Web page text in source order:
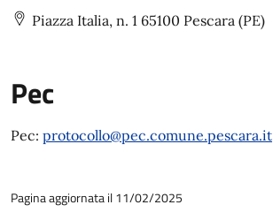
Piazza Italia, n. 1 65100 Pescara (PE)
Pec
Pec: protocollo@pec.comune.pescara.it
Pagina aggiornata il 11/02/2025